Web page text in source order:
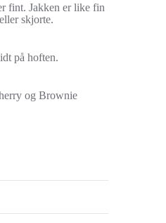
fint. Jakken er like fin
skjorte.
på hoften.
og Brownie